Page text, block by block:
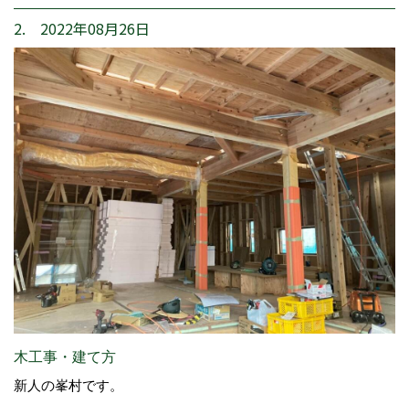
2. 2022年08月26日
木工事・建て方
新人の峯村です。